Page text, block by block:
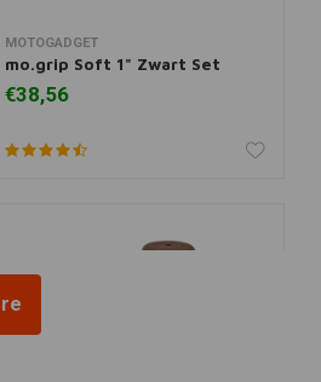
Toevoegen aan winkelwagen
MOTOGADGET
mo.grip Soft 1" Zwart Set
€38,56